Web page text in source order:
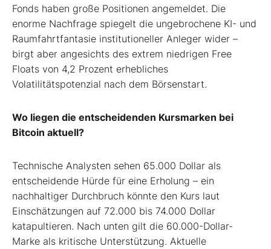
Fonds haben große Positionen angemeldet. Die
enorme Nachfrage spiegelt die ungebrochene KI- und
Raumfahrtfantasie institutioneller Anleger wider –
birgt aber angesichts des extrem niedrigen Free
Floats von 4,2 Prozent erhebliches
Volatilitätspotenzial nach dem Börsenstart.
Wo liegen die entscheidenden Kursmarken bei
Bitcoin aktuell?
Technische Analysten sehen 65.000 Dollar als
entscheidende Hürde für eine Erholung – ein
nachhaltiger Durchbruch könnte den Kurs laut
Einschätzungen auf 72.000 bis 74.000 Dollar
katapultieren. Nach unten gilt die 60.000-Dollar-
Marke als kritische Unterstützung. Aktuelle